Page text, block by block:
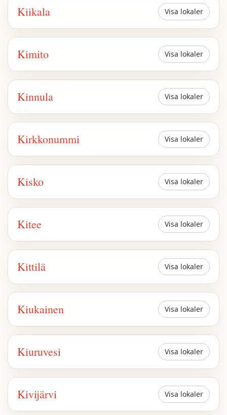
Kiikala Visa lokaler
Kimito Visa lokaler
Kinnula Visa lokaler
Kirkkonummi Visa lokaler
Kisko Visa lokaler
Kitee Visa lokaler
Kittilä Visa lokaler
Kiukainen Visa lokaler
Kiuruvesi Visa lokaler
Kivijärvi Visa lokaler